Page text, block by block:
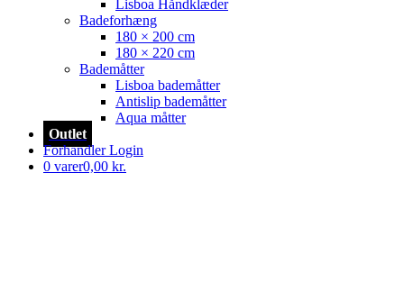
Lisboa Håndklæder
Badeforhæng
180 × 200 cm
180 × 220 cm
Bademåtter
Lisboa bademåtter
Antislip bademåtter
Aqua måtter
Outlet
Forhandler Login
0 varer0,00 kr.